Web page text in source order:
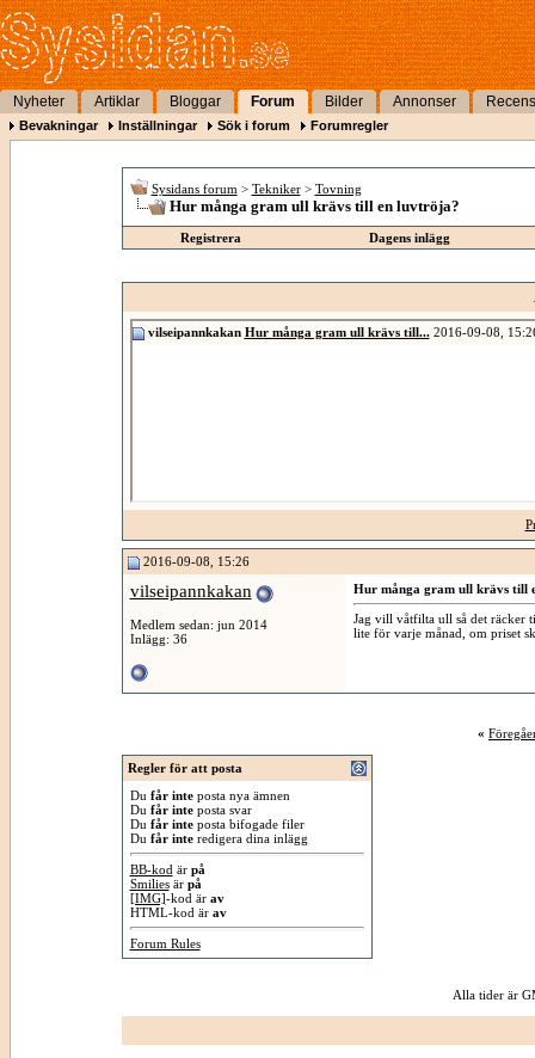
Nyheter Artiklar Bloggar Forum Bilder Annonser
Bevakningar Inställningar Sök i forum Forumregler
Sysidans forum > Tekniker > Tovning
Hur många gram ull krävs till en luvtröja?
Registrera Dagens inlägg
vilseipannkakan Hur många gram ull krävs till...2016-09-08,
2016-09-08, 15:26
vilseipannkakan
Medlem sedan: jun 2014
Inlägg: 36
Hur många gram ull krävs till
Jag vill våtfilta ull så det räcker
lite för varje månad, om priset
«
Regler för att posta
Du får inteposta nya ämnen
Du får inteposta svar
Du får inteposta bifogade filer
Du får interedigera dina inlägg
BB-kod är på
Smiliesär på
[IMG]-kod är av
HTML-kod är av
Forum Rules
Alla tider är